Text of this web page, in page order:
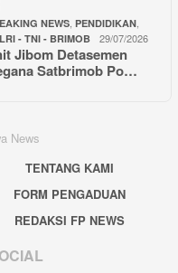
NEWS PENDIDIKAN
- TNI - BRIMOB 29/07/2026
Jibom Detasemen
Satbrimob Po…
TENTANG KAMI
FORM PENGADUAN
REDAKSI FP NEWS